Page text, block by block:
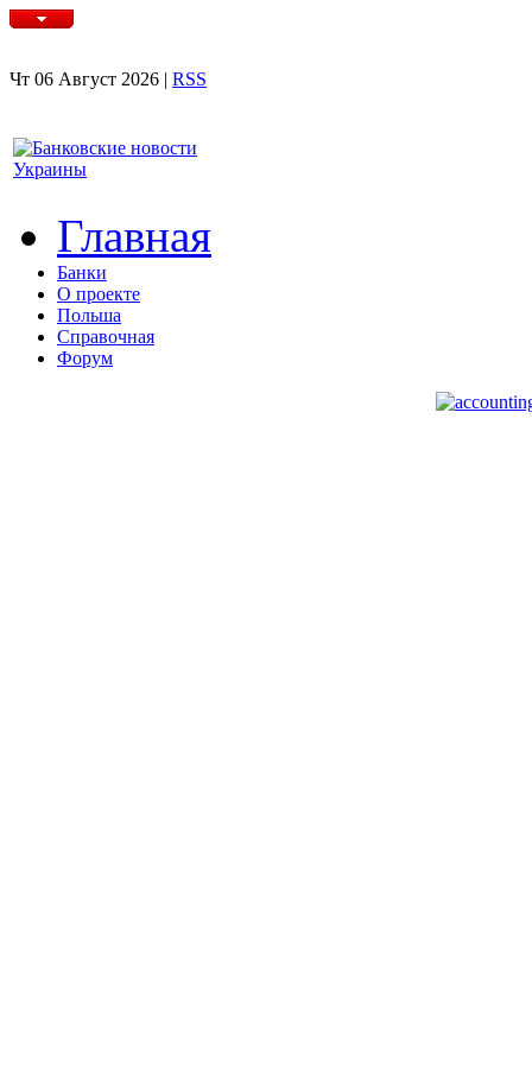
Чт 06 Август 2026 | RSS
Главная
Банки
О проекте
Польша
Справочная
Форум